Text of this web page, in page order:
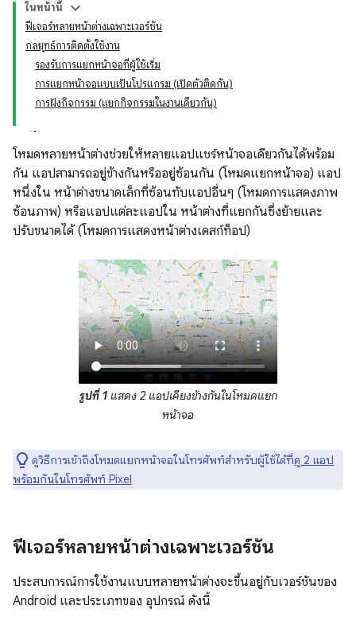
ในหน้านี้
ฟีเจอร์หลายหน้าต่างเฉพาะเวอร์ชัน
กลยุทธ์การติดตั้งใช้งาน
รองรับการแยกหน้าจอที่ผู้ใช้เริ่ม
การแยกหน้าจอแบบเป็นโปรแกรม (เปิดตัวติดกัน)
การฝังกิจกรรม (แยกกิจกรรมในงานเดียวกัน)
โหมดหลายหน้าต่างช่วยให้หลายแอปแชร์หน้าจอเดียวกันได้พร้อม
กัน แอปสามารถอยู่ข้างกันหรืออยู่ซ้อนกัน (โหมดแยกหน้าจอ) แอป
หนึ่งใน หน้าต่างขนาดเล็กที่ซ้อนทับแอปอื่นๆ (โหมดการแสดงภาพ
ซ้อนภาพ) หรือแอปแต่ละแอปใน หน้าต่างที่แยกกันซึ่งย้ายและ
ปรับขนาดได้ (โหมดการแสดงหน้าต่างเดสก์ท็อป)
รูปที่ 1แสดง 2 แอปเคียงข้างกันในโหมดแยก
หน้าจอ
ดูวิธีการเข้าถึงโหมดแยกหน้าจอในโทรศัพท์สำหรับผู้ใช้ได้ที่ดู 2 แอป
พร้อมกันในโทรศัพท์ Pixel
ฟีเจอร์หลายหน้าต่างเฉพาะเวอร์ชัน
ประสบการณ์การใช้งานแบบหลายหน้าต่างจะขึ้นอยู่กับเวอร์ชันของ
Android และประเภทของ อุปกรณ์ ดังนี้